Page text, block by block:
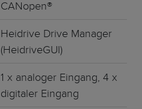
CANopen®
Heidrive Drive Manager
(HeidriveGUI)
1 x analoger Eingang, 4 x
digitaler Eingang